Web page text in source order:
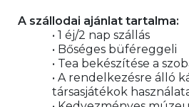
A szállodai ajánlat tartalma:
• 1 éj/2 nap szállás
• Bőséges büféreggeli
• Tea bekészítése a
• A rendelkezésre álló
társasjátékok